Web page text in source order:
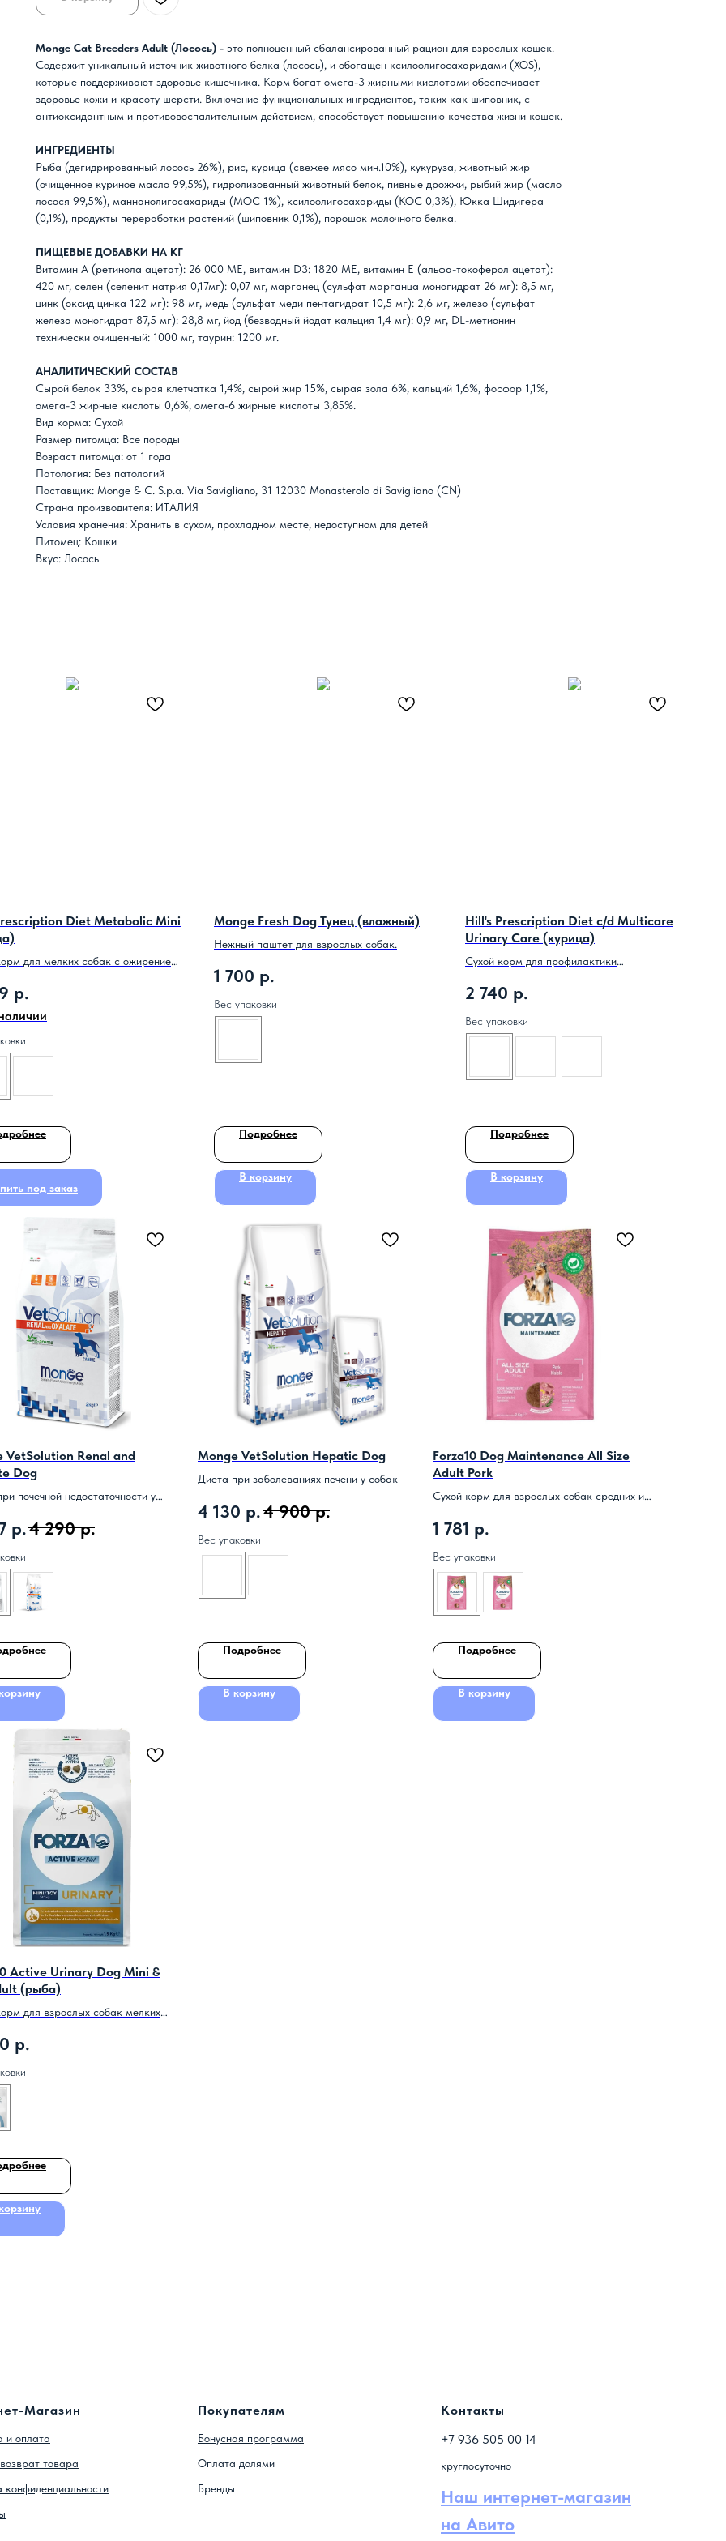
Monge Cat Breeders Adult (Лосось) - это полноценный сбалансированный рацион для взрослых кошек.
Содержит уникальный источник животного белка (лосось), и обогащен ксилоолигосахаридами (XOS),
которые поддерживают здоровье кишечника. Корм богат омега-3 жирными кислотами обеспечивает
здоровье кожи и красоту шерсти. Включение функциональных ингредиентов, таких как шиповник, с
антиоксидантным и противовоспалительным действием, способствует повышению качества жизни кошек.
ИНГРЕДИЕНТЫ
Рыба (дегидрированный лосось 26%), рис, курица (свежее мясо мин.10%), кукуруза, животный жир
(очищенное куриное масло 99,5%), гидролизованный животный белок, пивные дрожжи, рыбий жир (масло
лосося 99,5%), маннанолигосахариды (МОС 1%), ксилоолигосахариды (КОС 0,3%), Юкка Шидигера
(0,1%), продукты переработки растений (шиповник 0,1%), порошок молочного белка.
ПИЩЕВЫЕ ДОБАВКИ НА КГ
Витамин А (ретинола ацетат): 26 000 МЕ, витамин D3: 1820 МЕ, витамин Е (альфа-токоферол ацетат):
420 мг, селен (селенит натрия 0,17мг): 0,07 мг, марганец (сульфат марганца моногидрат 26 мг): 8,5 мг,
цинк (оксид цинка 122 мг): 98 мг, медь (сульфат меди пентагидрат 10,5 мг): 2,6 мг, железо (сульфат
железа моногидрат 87,5 мг): 28,8 мг, йод (безводный йодат кальция 1,4 мг): 0,9 мг, DL-метионин
технически очищенный: 1000 мг, таурин: 1200 мг.
АНАЛИТИЧЕСКИЙ СОСТАВ
Сырой белок 33%, сырая клетчатка 1,4%, сырой жир 15%, сырая зола 6%, кальций 1,6%, фосфор 1,1%,
омега-3 жирные кислоты 0,6%, омега-6 жирные кислоты 3,85%.
Вид корма: Сухой
Размер питомца: Все породы
Возраст питомца: от 1 года
Патология: Без патологий
Поставщик: Monge & C. S.p.a. Via Savigliano, 31 12030 Monasterolo di Savigliano (CN)
Страна производителя: ИТАЛИЯ
Условия хранения: Хранить в сухом, прохладном месте, недоступном для детей
Питомец: Кошки
Вкус: Лосось
Diet Metabolic Mini
для мелких собак с ожирением
р.
под заказ
Monge Fresh Dog Тунец (влажный)
Нежный паштет для взрослых собак.
1 700 р.
Вес упаковки
Подробнее
В корзину
Hill's Prescription Diet c/d Multicare
Urinary Care (курица)
Сухой корм для профилактики
2 740 р.
Вес упаковки
Подробнее
В корзину
VetSolution Renal and
Dog
почечной недостаточности у
р.4 290 р.
Monge VetSolution Hepatic Dog
Диета при заболеваниях печени у собак
4 130 р.4 900 р.
Вес упаковки
Подробнее
В корзину
Forza10 Dog Maintenance All Size
Adult Pork
Сухой корм для взрослых собак средних и
1 781 р.
Вес упаковки
Подробнее
В корзину
Active Urinary Dog Mini &
(рыба)
для взрослых собак мелких
р.
Магазин
и оплата
товара
конфиденциальности
Покупателям
Бонусная программа
Оплата долями
Бренды
Контакты
+7 936 505 00 14
круглосуточно
Наш интернет-магазин
на Авито